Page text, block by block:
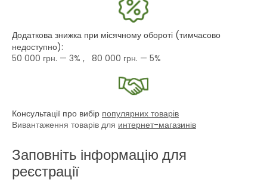
Додаткова знижка при місячному обороті (тимчасово
недоступно):
50 000 грн. — 3% , 80 000 грн. — 5%
Консультації про вибір популярних товарів
Вивантаження товарів для интернет-магазинів
Заповніть інформацію для
реєстрації